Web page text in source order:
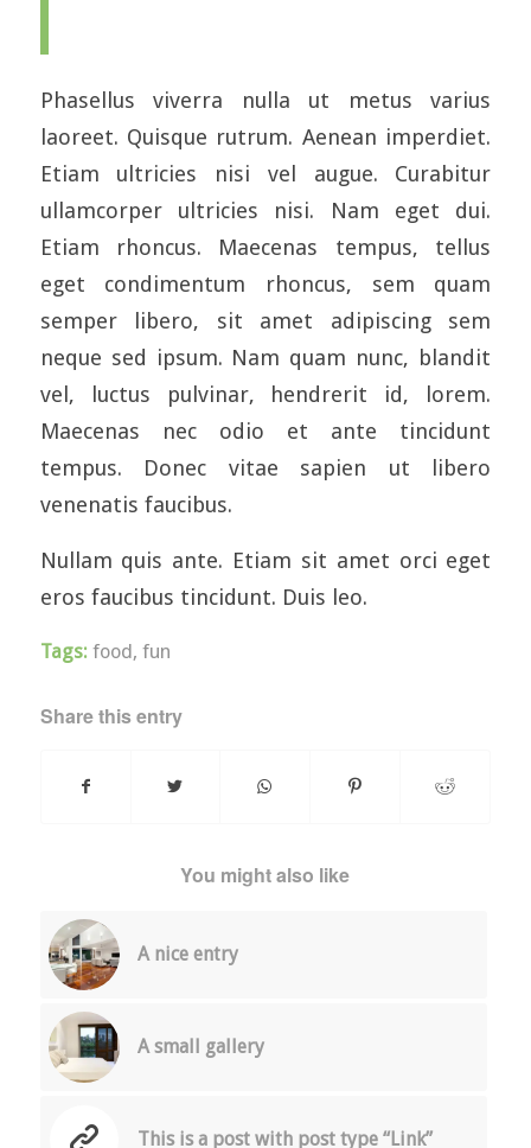
Phasellus viverra nulla ut metus varius
laoreet. Quisque rutrum. Aenean imperdiet.
Etiam ultricies nisi vel augue. Curabitur
ullamcorper ultricies nisi. Nam eget dui.
Etiam rhoncus. Maecenas tempus, tellus
eget condimentum rhoncus, sem quam
semper libero, sit amet adipiscing sem
neque sed ipsum. Nam quam nunc, blandit
vel, luctus pulvinar, hendrerit id, lorem.
Maecenas nec odio et ante tincidunt
tempus. Donec vitae sapien ut libero
venenatis faucibus.
Nullam quis ante. Etiam sit amet orci eget
eros faucibus tincidunt. Duis leo.
Tags: food , fun
Share this entry
You might also like
A nice entry
A small gallery
This is a post with post type “Link”